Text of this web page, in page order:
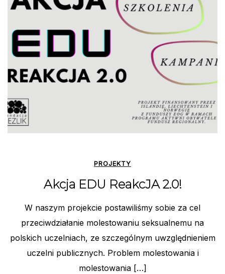
PROJEKTY
Akcja EDU ReakcJA 2.0!
W naszym projekcie postawiliśmy sobie za cel
przeciwdziałanie molestowaniu seksualnemu na
polskich uczelniach, ze szczególnym uwzględnieniem
uczelni publicznych. Problem molestowania i
molestowania […]